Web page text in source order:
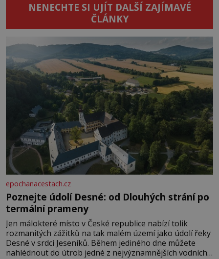
NENECHTE SI UJÍT DALŠÍ ZAJÍMAVÉ
ČLÁNKY
epochanacestach.cz
Poznejte údolí Desné: od Dlouhých strání po
termální prameny
Jen málokteré místo v České republice nabízí tolik
rozmanitých zážitků na tak malém území jako údolí řeky
Desné v srdci Jeseníků. Během jediného dne můžete
nahlédnout do útrob jedné z nejvýznamnějších vodních